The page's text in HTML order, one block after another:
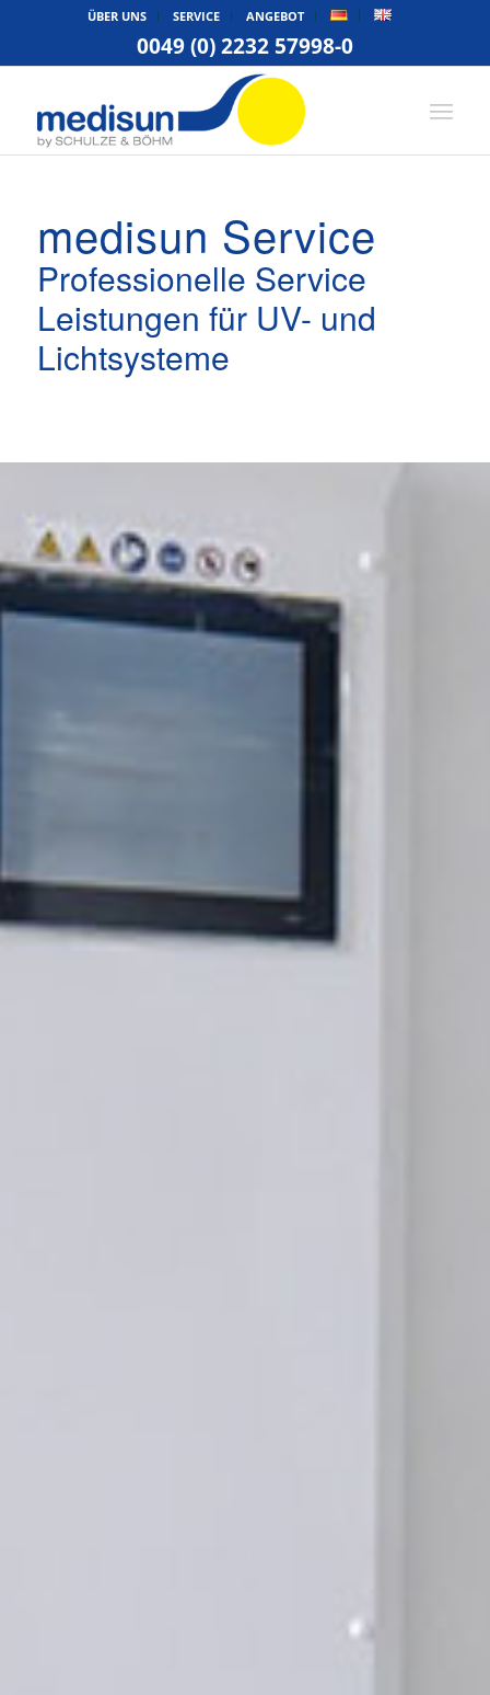
ÜBER UNS SERVICE ANGEBOT
0049 (0) 2232 57998-0
medisun Service
Professionelle Service
Leistungen für UV- und
Lichtsysteme